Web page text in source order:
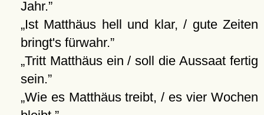
Jahr.
Ist Matthäus hell und klar, / gute Zeiten
bringt's fürwahr.
Tritt Matthäus ein / soll die Aussaat fertig
sein.
Wie es Matthäus treibt, / es vier Wochen